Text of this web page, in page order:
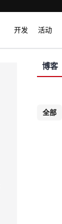
开发 活动
博客
全部